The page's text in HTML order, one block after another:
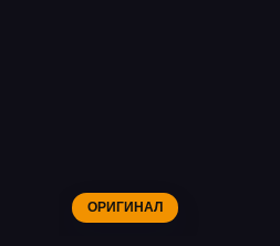
ОРИГИНАЛ